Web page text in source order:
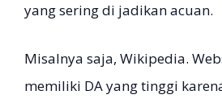
yang sering di jadikan acuan.
Misalnya saja, Wikipedia.
memiliki DA yang tinggi